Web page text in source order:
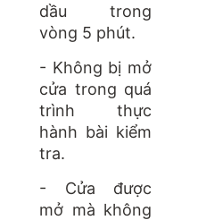
dầu trong
vòng 5 phút.
- Không bị mở
cửa trong quá
trình thực
hành bài kiểm
tra.
- Cửa được
mở mà không